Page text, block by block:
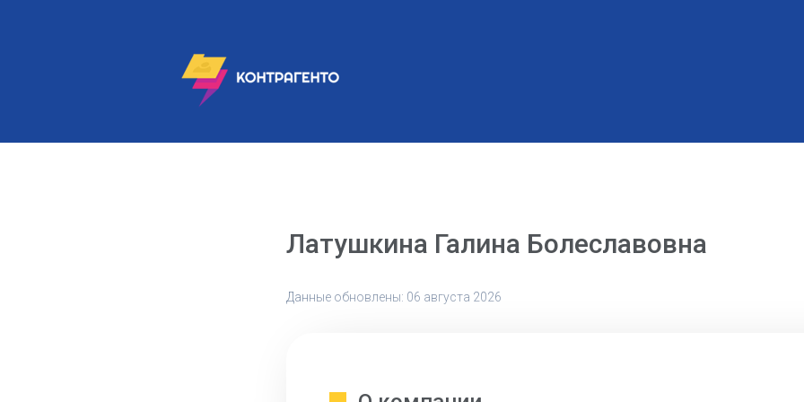
Латушкина Галина Болеславовна
Данные обновлены: 06 августа 2026